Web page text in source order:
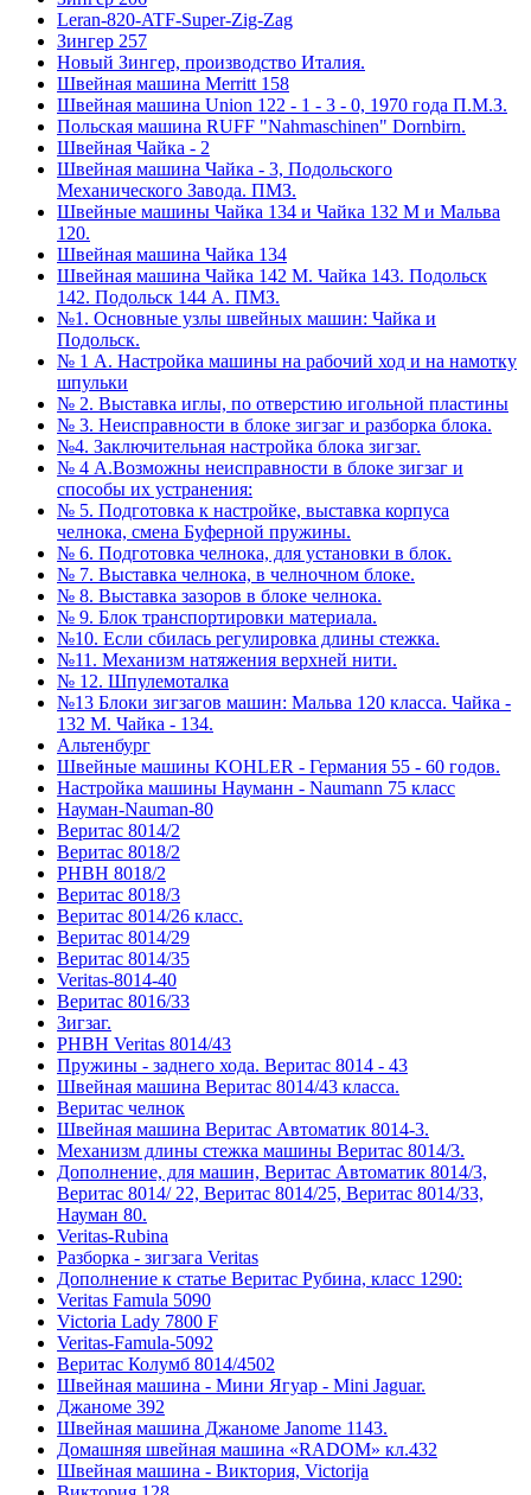
Leran-820-ATF-Super-Zig-Zag
Зингер 257
Новый Зингер, производство Италия.
Швейная машина Merritt 158
Швейная машина Union 122 - 1 - 3 - 0, 1970 года П.М.З.
Польская машина RUFF "Nahmaschinen" Dornbirn.
Швейная Чайка - 2
Швейная машина Чайка - 3, Подольского
Механического Завода. ПМЗ.
Швейные машины Чайка 134 и Чайка 132 М и Мальва
120.
Швейная машина Чайка 134
Швейная машина Чайка 142 М. Чайка 143. Подольск
142. Подольск 144 А. ПМЗ.
№1. Основные узлы швейных машин: Чайка и
Подольск.
№ 1 А. Настройка машины на рабочий ход и на намотку
шпульки
№ 2. Выставка иглы, по отверстию игольной пластины
№ 3. Неисправности в блоке зигзаг и разборка блока.
№4. Заключительная настройка блока зигзаг.
№ 4 А.Возможны неисправности в блоке зигзаг и
способы их устранения:
№ 5. Подготовка к настройке, выставка корпуса
челнока, смена Буферной пружины.
№ 6. Подготовка челнока, для установки в блок.
№ 7. Выставка челнока, в челночном блоке.
№ 8. Выставка зазоров в блоке челнока.
№ 9. Блок транспортировки материала.
№10. Если сбилась регулировка длины стежка.
№11. Механизм натяжения верхней нити.
№ 12. Шпулемоталка
№13 Блоки зигзагов машин: Мальва 120 класса. Чайка -
132 М. Чайка - 134.
Альтенбург
Швейные машины KOHLER - Германия 55 - 60 годов.
Настройка машины Науманн - Naumann 75 класс
Науман-Nauman-80
Веритас 8014/2
Веритас 8018/2
РНВН 8018/2
Веритас 8018/3
Веритас 8014/26 класс.
Веритас 8014/29
Веритас 8014/35
Veritas-8014-40
Веритас 8016/33
Зигзаг.
РНВН Veritas 8014/43
Пружины - заднего хода. Веритас 8014 - 43
Швейная машина Веритас 8014/43 класса.
Веритас челнок
Швейная машина Веритас Автоматик 8014-3.
Механизм длины стежка машины Веритас 8014/3.
Дополнение, для машин, Веритас Автоматик 8014/3,
Веритас 8014/ 22, Веритас 8014/25, Веритас 8014/33,
Науман 80.
Veritas-Rubina
Разборка - зигзага Veritas
Дополнение к статье Веритас Рубина, класс 1290:
Veritas Famula 5090
Victoria Lady 7800 F
Veritas-Famula-5092
Веритас Колумб 8014/4502
Швейная машина - Мини Ягуар - Mini Jaguar.
Джаноме 392
Швейная машина Джаноме Janome 1143.
Домашняя швейная машина «RADOM» кл.432
Швейная машина - Виктория, Victorija